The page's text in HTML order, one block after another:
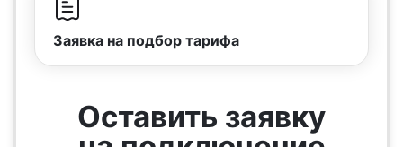
Заявка на подбор тарифа
Оставить заявку